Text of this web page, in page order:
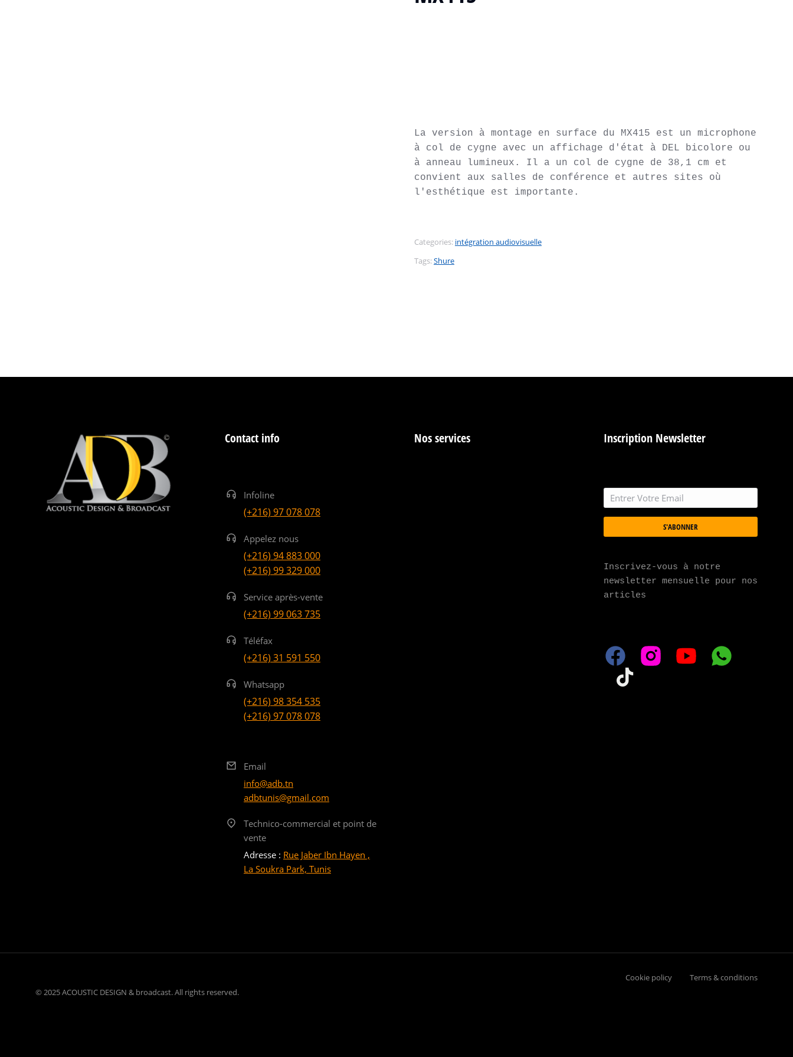
La version à montage en surface du MX415 est un microphone
à col de cygne avec un affichage d'état à DEL bicolore ou
à anneau lumineux. Il a un col de cygne de 38,1 cm et
convient aux salles de conférence et autres sites où
l'esthétique est importante.
Categories: intégration audiovisuelle
Tags:Shure
Contact info
Infoline
(+216) 97 078 078
Appelez nous
(+216) 94 883 000
(+216) 99 329 000
Service après-vente
(+216) 99 063 735
Téléfax
(+216) 31 591 550
Whatsapp
(+216) 98 354 535
(+216) 97 078 078
Email
info@adb.tn
adbtunis@gmail.com
Technico-commercial et point de
vente
Adresse : Rue Jaber Ibn Hayen ,
La Soukra Park, Tunis
Nos services Inscription Newsletter
S'ABONNER
Inscrivez-vous à notre
newsletter mensuelle pour nos
articles
© 2025 ACOUSTIC DESIGN & broadcast. All rights reserved.
Cookie policy Terms & conditions